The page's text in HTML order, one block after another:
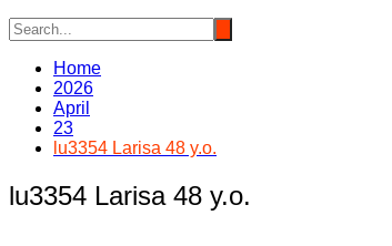
Home
2026
April
23
lu3354 Larisa 48 y.o.
lu3354 Larisa 48 y.o.